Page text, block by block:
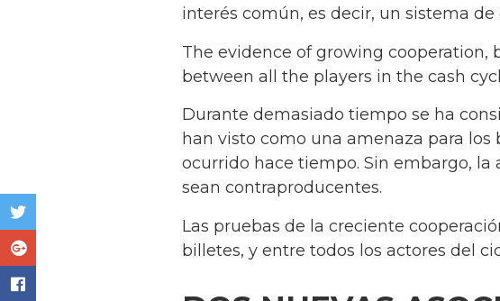
interés común, es decir, un sistema
The evidence of growing
between all the players in the cash
Durante demasiado tiempo se ha
han visto como una amenaza para
ocurrido hace tiempo. Sin embargo,
sean contraproducentes.
Las pruebas de la creciente
billetes, y entre todos los actores del